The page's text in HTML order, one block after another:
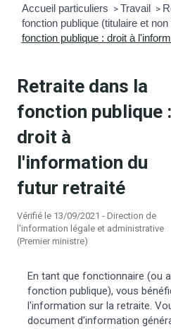
municipaux
sur la commune
d’urbanisme
Association
voirie, arrêté de circulation et
domaine public
à la commune
Accueil particuliers > Travail >
fonction publique (titulaire et non
fonction publique : droit à
Retraite dans la
fonction publique :
droit à
l'information du
futur retraité
Vérifié le 13/09/2021 - Direction de
l'information légale et administrative
(Premier ministre)
En tant que fonctionnaire (ou
fonction publique), vous
l'information sur la retraite.
document d'information